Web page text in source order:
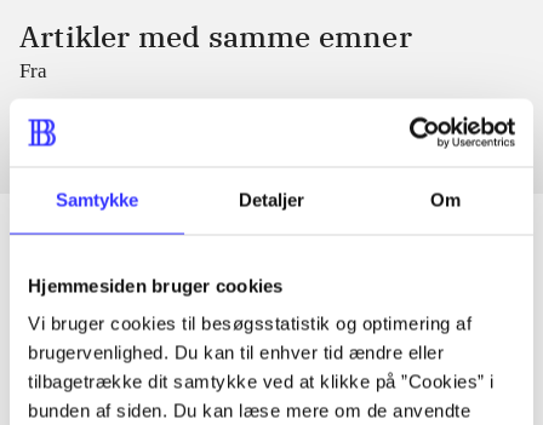
Samtykke Detaljer Om
Hjemmesiden bruger cookies
Vi bruger cookies til besøgsstatistik og optimering af
brugervenlighed. Du kan til enhver tid ændre eller
tilbagetrække dit samtykke ved at klikke på ”Cookies” i
bunden af siden. Du kan læse mere om de anvendte
Artikler med samme emner
Fra
Artikler
Alle registrerede artikler fordelt på udgivelser
...